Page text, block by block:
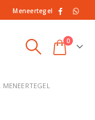
Meneertegel
0